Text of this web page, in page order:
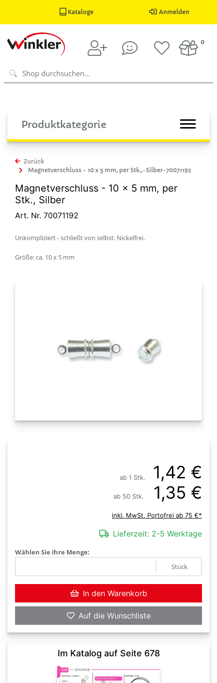
Kataloge Anmelden
0
Produktkategorie
Zurück
Magnetverschluss - 10 x 5 mm, per Stk.,-Silber-70071192
Magnetverschluss - 10 x 5 mm, per
Stk., Silber
Art. Nr. 70071192
Unkompliziert - schließt von selbst. Nickelfrei.
Größe: ca. 10 x 5 mm
ab 1 Stk. 1,42 €
ab 50 Stk. 1,35 €
inkl. MwSt. Portofrei ab 75 €*
Lieferzeit: 2-5 Werktage
Wählen Sie Ihre Menge:
Stück
In den Warenkorb
Auf die Wunschliste
Im Katalog auf Seite 678